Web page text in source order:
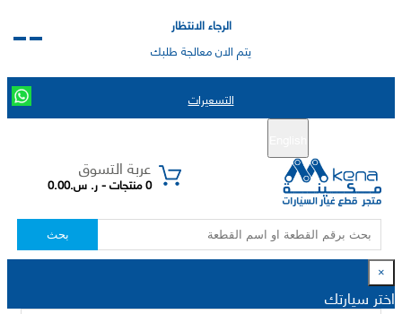
الرجاء الانتظار
يتم الان معالجة طلبك
التسعيرات
عربة التسوق
0 منتجات - ر. س.0.00
بحث
×
اختر سيارتك